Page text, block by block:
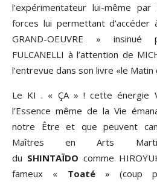
l’expérimentateur lui-même par
forces lui permettant d’accéder
GRAND-OEUVRE » insinué
FULCANELLI à l’attention de
l’entrevue dans son livre «le Matin
Le KI . « ÇA » ! cette énergie
l’Essence même de la Vie
notre Être et que peuvent
Maîtres en Arts
du SHINTAÏDO comme
fameux « Toaté» (coup